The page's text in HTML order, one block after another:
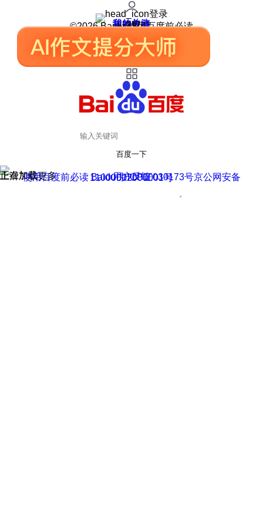
登录
我的关注
我的收藏
皮肤中心
用户反馈
设置
©2026 Baidu 使用百度前必读
百度一下
正在加载
上滑加载更多 用户反馈
使用百度前必读 Baidu 京ICP证030173号
京公网安备11000002000001号